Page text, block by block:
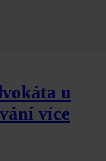
u
více